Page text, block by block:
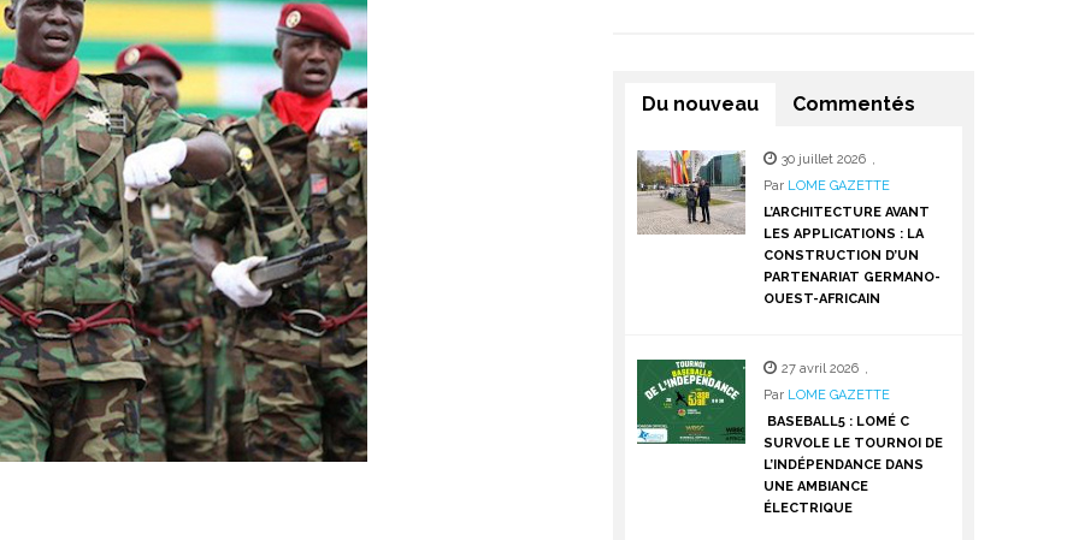
Du nouveau Commentés
30 juillet 2026 ,
Par LOME GAZETTE
L’ARCHITECTURE AVANT
LES APPLICATIONS : LA
CONSTRUCTION D’UN
PARTENARIAT GERMANO-
OUEST-AFRICAIN
27 avril 2026 ,
Par LOME GAZETTE
BASEBALL5 : LOMÉ C
SURVOLE LE TOURNOI DE
L’INDÉPENDANCE DANS
UNE AMBIANCE
ÉLECTRIQUE